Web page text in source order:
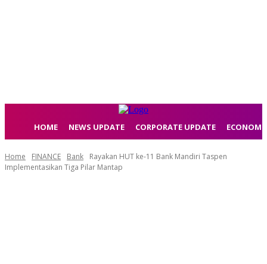
HOME NEWS UPDATE CORPORATE UPDATE
Home FINANCE Bank
Rayakan HUT ke-11 Bank Mandiri Taspen
Implementasikan Tiga Pilar Mantap